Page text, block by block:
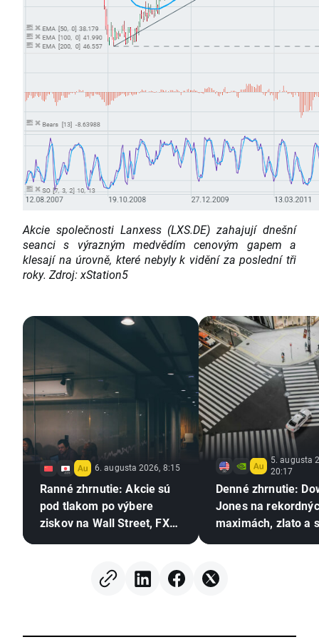
Akcie společnosti Lanxess (LXS.DE) zahajují dnešní
seanci s výrazným medvědím cenovým gapem a
klesají na úrovně, které nebyly k vidění za poslední tři
roky. Zdroj: xStation5
6. augusta 2026, 8:15
Ranné zhrnutie: Akcie sú
pod tlakom po výbere
ziskov na Wall Street, FX
5. augusta
20:17
Denné zhrnutie:
Jones na
maximách, zlato a
Iránom